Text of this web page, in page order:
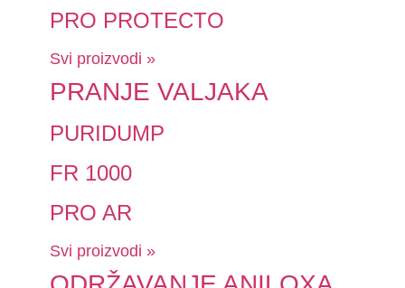
PRO PROTECTO
Svi proizvodi »
PRANJE VALJAKA
PURIDUMP
FR 1000
PRO AR
Svi proizvodi »